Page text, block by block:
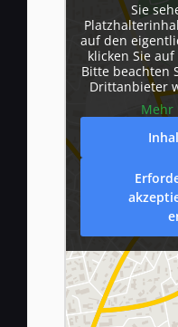
Sie
auf den
klicken Sie
Bitte beachten
Drittanbieter
Mehr